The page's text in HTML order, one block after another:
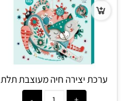
ערכת יצירה חיה מעוצבת תלת
מימדית לתליה - חתול - Avenir